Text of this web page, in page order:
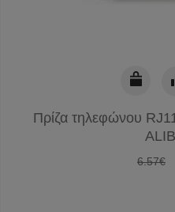
Πρίζα τηλεφώνου
6.57€